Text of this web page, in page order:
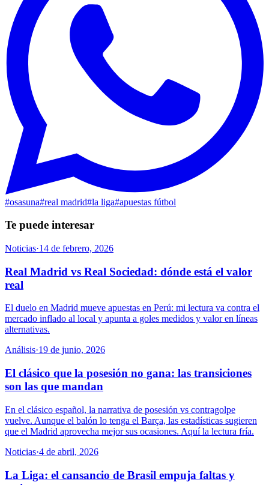
#osasuna#real madrid#la liga#apuestas fútbol
Te puede interesar
Noticias·14 de febrero, 2026
Real Madrid vs Real Sociedad: dónde está el valor
real
El duelo en Madrid mueve apuestas en Perú: mi lectura va contra el
mercado inflado al local y apunta a goles medidos y valor en líneas
alternativas.
Análisis·19 de junio, 2026
El clásico que la posesión no gana: las transiciones
son las que mandan
En el clásico español, la narrativa de posesión vs contragolpe
vuelve. Aunque el balón lo tenga el Barça, las estadísticas sugieren
que el Madrid aprovecha mejor sus ocasiones. Aquí la lectura fría.
Noticias·4 de abril, 2026
La Liga: el cansancio de Brasil empuja faltas y